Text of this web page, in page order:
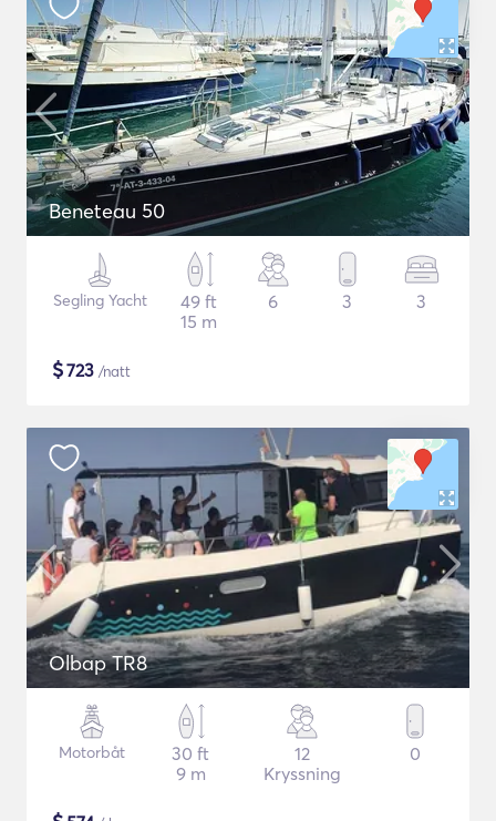
Beneteau 50
Segling Yacht
49 ft
15 m
6 3 3
$723 /natt
Olbap TR8
Motorbåt
30 ft
9 m
12
Kryssning
0